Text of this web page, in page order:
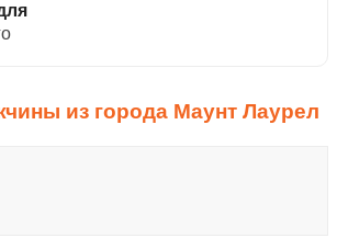
из города Маунт Лаурел